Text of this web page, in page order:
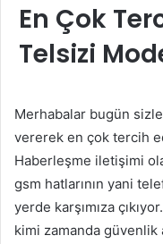
En Çok
Telsizi
Merhabalar bugün
vererek en çok tercih
Haberleşme iletişimi
gsm hatlarının yani
yerde karşımıza
kimi zamanda güvenlik